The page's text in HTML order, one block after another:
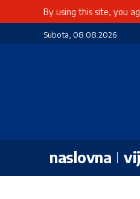
By using this site, you
Subota, 08.08.2026
naslovna